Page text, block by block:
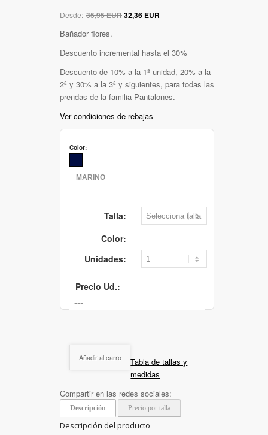
Desde: 35,95 EUR32,36 EUR
Bañador flores.
Descuento incremental hasta el 30%
Descuento de 10% a la 1ª unidad, 20% a la
2ª y 30% a la 3ª y siguientes, para todas las
prendas de la familia Pantalones.
Ver condiciones de rebajas
Color:
Talla:
Color:
Unidades:
Precio Ud.:
Añadir al carro
Tabla de tallas y
medidas
Compartir en las redes sociales:
Descripción Precio por talla
Descripción del producto